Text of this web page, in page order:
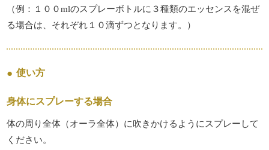
（例：１００mlのスプレーボトルに３種類のエッセンスを混ぜ
る場合は、それぞれ１０滴ずつとなります。）
使い方
身体にスプレーする場合
体の周り全体（オーラ全体）に吹きかけるようにスプレーして
ください。